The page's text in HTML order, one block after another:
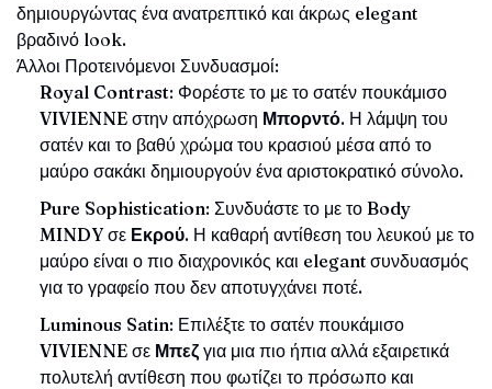
δημιουργώντας ένα ανατρεπτικό και άκρως elegant
βραδινό look.
Άλλοι Προτεινόμενοι Συνδυασμοί:
Royal Contrast: Φορέστε το με το σατέν πουκάμισο
VIVIENNEστην απόχρωση Μπορντό. Η λάμψη του
σατέν και το βαθύ χρώμα του κρασιού μέσα από το
μαύρο σακάκι δημιουργούν ένα αριστοκρατικό σύνολο.
Pure Sophistication: Συνδυάστε το με το Body
MINDYσε Εκρού. Η καθαρή αντίθεση του λευκού με το
μαύρο είναι ο πιο διαχρονικός και elegant συνδυασμός
για το γραφείο που δεν αποτυγχάνει ποτέ.
Luminous Satin: Επιλέξτε το σατέν πουκάμισο
VIVIENNEσε Μπεζγια μια πιο ήπια αλλά εξαιρετικά
πολυτελή αντίθεση που φωτίζει το πρόσωπο και